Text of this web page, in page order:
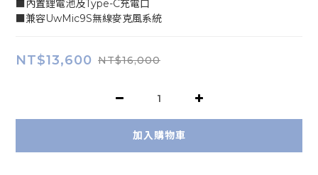
■內置鋰電池及Type-C充電口
■兼容UwMic9S無線麥克風系統
NT$13,600 NT$16,000
加入購物車